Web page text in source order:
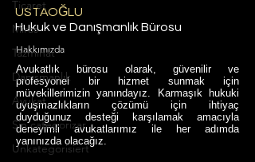
Ticaret
Miras
Tazminat
Danışmanlık
Avukat
Sin categorizar
Unkategorisiert
USTAOĞLU
Hukuk ve Danışmanlık Bürosu
Hakkımızda
Avukatlık bürosu olarak, güvenilir ve
profesyonel bir hizmet sunmak için
müvekillerimizin yanındayız. Karmaşık hukuki
uyuşmazlıkların çözümü için ihtiyaç
duyduğunuz desteği karşılamak amacıyla
deneyimli avukatlarımız ile her adımda
yanınızda olacağız.